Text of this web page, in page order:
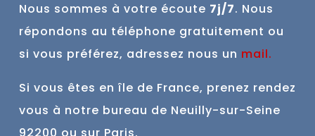
Nous sommes à votre écoute 7j/7. Nous
répondons au téléphone gratuitement ou
si vous préférez, adressez nous un mail.
Si vous êtes en île de France, prenez rendez
vous à notre bureau de Neuilly-sur-Seine